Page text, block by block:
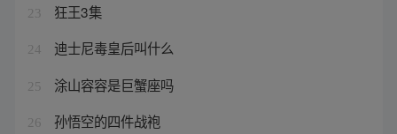
23 狂王3集
24 迪士尼毒皇后叫什么
25 涂山容容是巨蟹座吗
26 孙悟空的四件战袍